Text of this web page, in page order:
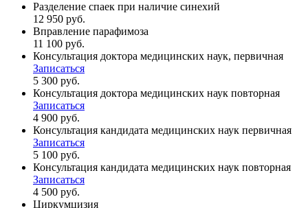
Разделение спаек при наличие синехий
12 950 руб.
Вправление парафимоза
11 100 руб.
Консультация доктора медицинских наук, первичная
Записаться
5 300 руб.
Консультация доктора медицинских наук повторная
Записаться
4 900 руб.
Консультация кандидата медицинских наук первичная
Записаться
5 100 руб.
Консультация кандидата медицинских наук повторная
Записаться
4 500 руб.
Циркумцизия